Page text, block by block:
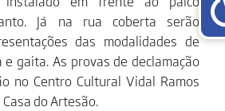
Já na rua coberta serão
das modalidades de
gaita. As provas de declamação
no Centro Cultural Vidal Ramos
do Artesão.